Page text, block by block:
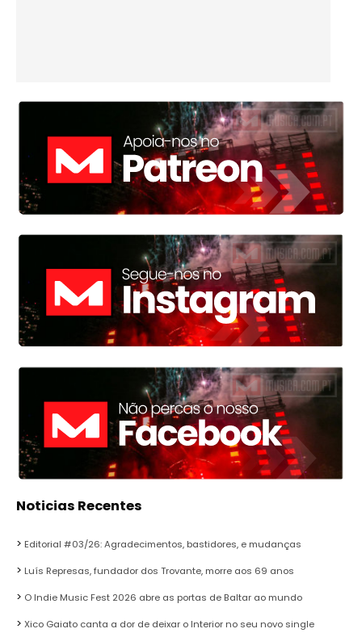
Noticias Recentes
Editorial #03/26: Agradecimentos, bastidores, e mudanças
Luís Represas, fundador dos Trovante, morre aos 69 anos
O Indie Music Fest 2026 abre as portas de Baltar ao mundo
Xico Gaiato canta a dor de deixar o Interior no seu novo single